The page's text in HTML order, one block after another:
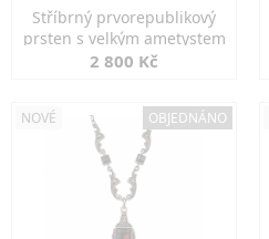
Stříbrný prvorepublikový
prsten s velkým ametystem
2 800 Kč
NOVÉ OBJEDNÁNO